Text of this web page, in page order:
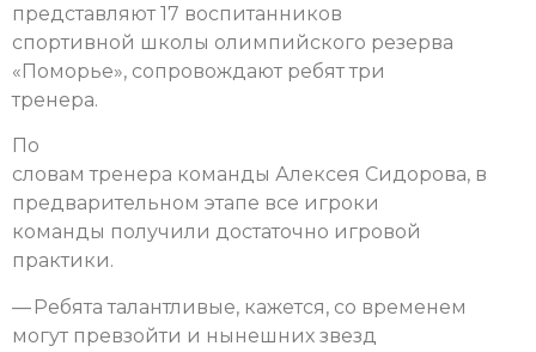
представляют 17 воспитанников
спортивной школы олимпийского резерва
«Поморье», сопровождают ребят три
тренера.
По
словам тренера команды Алексея Сидорова, в
предварительном этапе все игроки
команды получили достаточно игровой
практики.
— Ребята талантливые, кажется, со временем
могут превзойти и нынешних звезд